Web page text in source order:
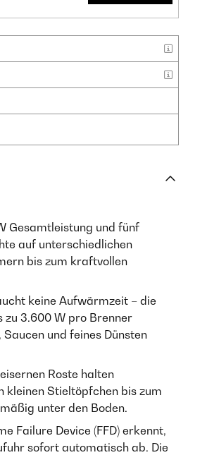
Gesamtleistung und fünf
auf unterschiedlichen
bis zum kraftvollen
keine Aufwärmzeit – die
3.600 W pro Brenner
und feines Dünsten
Roste halten
kleinen Stieltöpfchen bis zum
unter den Boden.
Failure Device (FFD) erkennt,
sofort automatisch ab. Die